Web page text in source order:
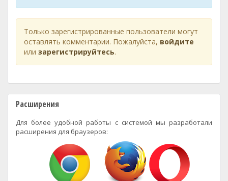
Только зарегистрированные пользователи могут
оставлять комментарии. Пожалуйста, войдите
или зарегистрируйтесь.
Расширения
Для более удобной работы с системой мы разработали
расширения для браузеров: